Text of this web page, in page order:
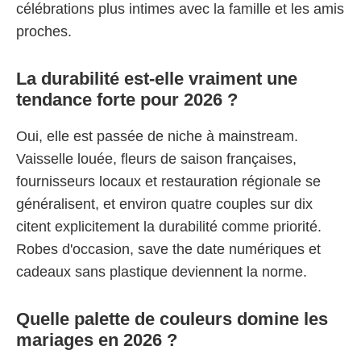
célébrations plus intimes avec la famille et les amis
proches.
La durabilité est-elle vraiment une
tendance forte pour 2026 ?
Oui, elle est passée de niche à mainstream.
Vaisselle louée, fleurs de saison françaises,
fournisseurs locaux et restauration régionale se
généralisent, et environ quatre couples sur dix
citent explicitement la durabilité comme priorité.
Robes d'occasion, save the date numériques et
cadeaux sans plastique deviennent la norme.
Quelle palette de couleurs domine les
mariages en 2026 ?